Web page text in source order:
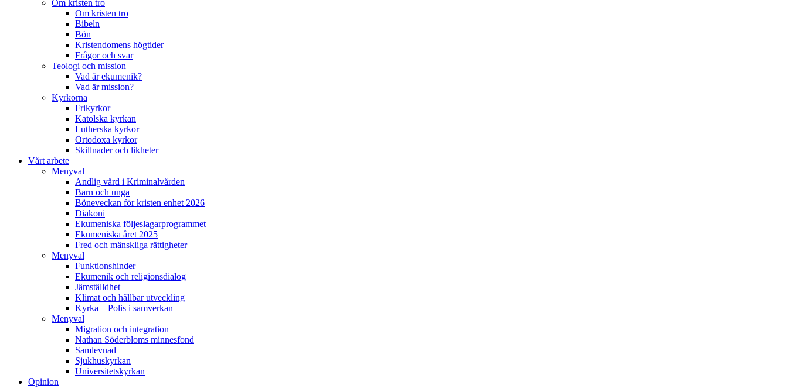
Om kristen tro
Om kristen tro
Bibeln
Bön
Kristendomens högtider
Frågor och svar
Teologi och mission
Vad är ekumenik?
Vad är mission?
Kyrkorna
Frikyrkor
Katolska kyrkan
Lutherska kyrkor
Ortodoxa kyrkor
Skillnader och likheter
Vårt arbete
Menyval
Andlig vård i Kriminalvården
Barn och unga
Böneveckan för kristen enhet 2026
Diakoni
Ekumeniska följeslagarprogrammet
Ekumeniska året 2025
Fred och mänskliga rättigheter
Menyval
Funktionshinder
Ekumenik och religionsdialog
Jämställdhet
Klimat och hållbar utveckling
Kyrka – Polis i samverkan
Menyval
Migration och integration
Nathan Söderbloms minnesfond
Samlevnad
Sjukhuskyrkan
Universitetskyrkan
Opinion